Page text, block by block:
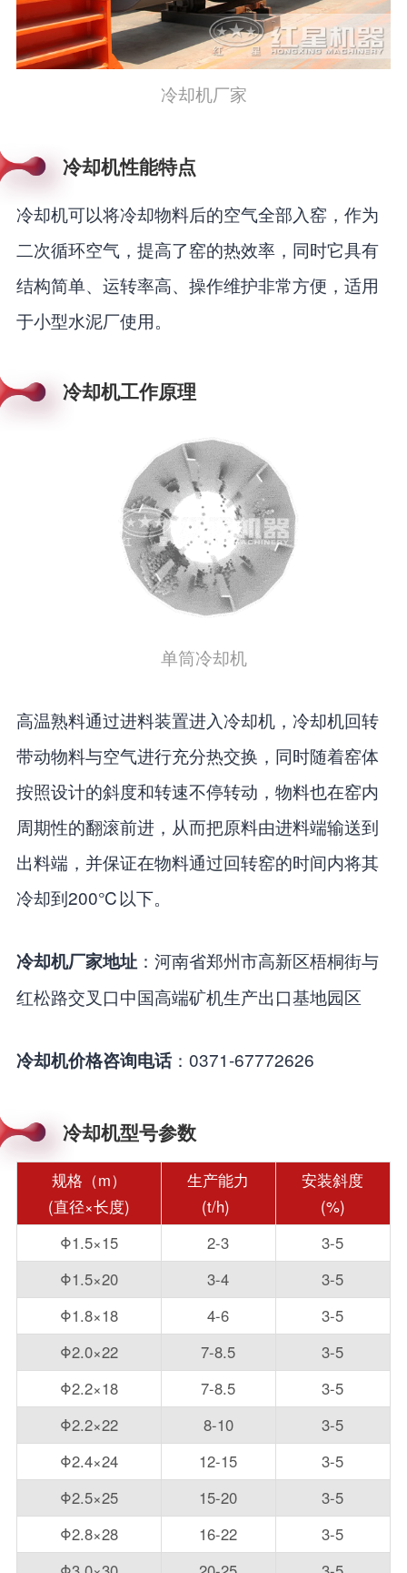
冷却机厂家
冷却机性能特点
冷却机可以将冷却物料后的空气全部入窑，作为
二次循环空气，提高了窑的热效率，同时它具有
结构简单、运转率高、操作维护非常方便，适用
于小型水泥厂使用。
冷却机工作原理
单筒冷却机
高温熟料通过进料装置进入冷却机，冷却机回转
带动物料与空气进行充分热交换，同时随着窑体
按照设计的斜度和转速不停转动，物料也在窑内
周期性的翻滚前进，从而把原料由进料端输送到
出料端，并保证在物料通过回转窑的时间内将其
冷却到200℃以下。
冷却机厂家地址：河南省郑州市高新区梧桐街与
红松路交叉口中国高端矿机生产出口基地园区
冷却机价格咨询电话：0371-67772626
冷却机型号参数
规格（m）
(直径×长度)
生产能力
(t/h)
安装斜度
(%)
Φ1.5×15
2-3
3-5
Φ1.5×20
3-4
3-5
Φ1.8×18
4-6
3-5
Φ2.0×22
7-8.5
3-5
Φ2.2×18
7-8.5
3-5
Φ2.2×22
8-10
3-5
Φ2.4×24
12-15
3-5
Φ2.5×25
15-20
3-5
Φ2.8×28
16-22
3-5